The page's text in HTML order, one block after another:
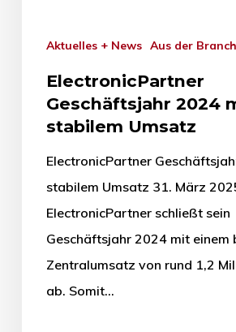
Aktuelles + News Aus der
ElectronicPartner
Geschäftsjahr 2024
stabilem Umsatz
ElectronicPartner
stabilem Umsatz 31. März
ElectronicPartner schließt sein
Geschäftsjahr 2024 mit einem
Zentralumsatz von rund 1,2
ab. Somit…